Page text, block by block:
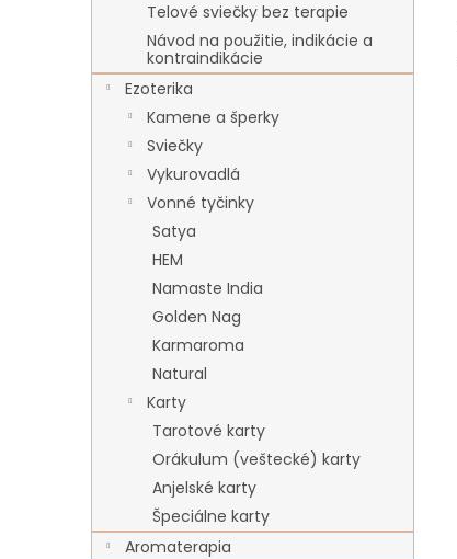
Telové sviečky bez terapie
Návod na použitie, indikácie a
kontraindikácie
Ezoterika
Kamene a šperky
Sviečky
Vykurovadlá
Vonné tyčinky
Satya
HEM
Namaste India
Golden Nag
Karmaroma
Natural
Karty
Tarotové karty
Orákulum (veštecké) karty
Anjelské karty
Špeciálne karty
Aromaterapia